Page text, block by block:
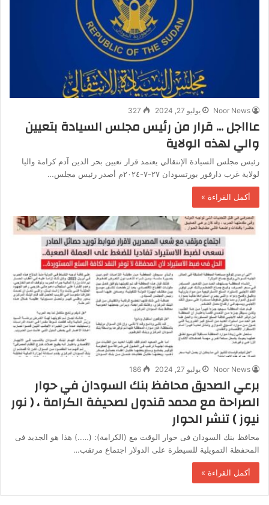
Noor News يوليو 27, 2024 327
عاااجل … قرار من رئيس مجلس السيادة بتعيين
والي لهذه الولاية
رئيس مجلس السيادة الإنتقالي يعتمد قرار تعيين بحر الدين آدم كرامة واليا
لولاية غرب دارفور بورتسودان ٢٧-٧-٢٠٢٤م أصدر رئيس مجلس…
أكمل القراءة »
Noor News يوليو 27, 2024 186
برعي الصديق محافظ بنك السودان في حوار
الصراحة مع محمد قندول لصحيفة الكرامة ، ( نور
نيوز ) تنشر الحوار
محافظ بنك السودان فى حوار الوقت مع (الكرامة): (…..) هذا هو الجديد فى
المحفظة التمويلية للسيطرة على الدولار اجتماع مرتقب…
أكمل القراءة »